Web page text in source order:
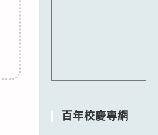
百年校慶專網